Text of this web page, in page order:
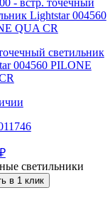
светильник
004560 PILONE
₽
светильники
в 1 клик